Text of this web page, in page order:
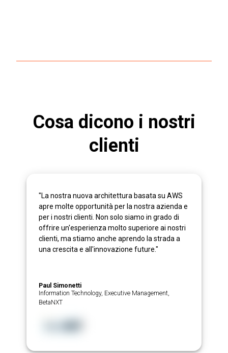
Cosa dicono i nostri
clienti
"La nostra nuova architettura basata su AWS
apre molte opportunità per la nostra azienda e
per i nostri clienti. Non solo siamo in grado di
offrire un'esperienza molto superiore ai nostri
clienti, ma stiamo anche aprendo la strada a
una crescita e all'innovazione future."
Paul Simonetti
Information Technology, Executive Management,
BetaNXT